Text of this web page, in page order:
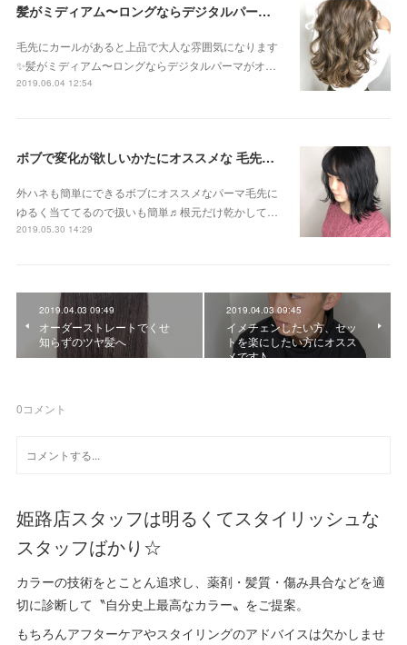
髪がミディアム〜ロングならデジタルパーマがオススメです！！
毛先にカールがあると上品で大人な雰囲気になります
✨髪がミディアム〜ロングならデジタルパーマがオ…
2019.06.04 12:54
ボブで変化が欲しいかたにオススメな 毛先パーマ
外ハネも簡単にできるボブにオススメなパーマ毛先に
ゆるく当ててるので扱いも簡単♬根元だけ乾かして…
2019.05.30 14:29
2019.04.03 09:49
オーダーストレートでくせ
知らずのツヤ髪へ
2019.04.03 09:45
イメチェンしたい方、セッ
トを楽にしたい方にオスス
メです♪
0コメント
姫路店スタッフは明るくてスタイリッシュな
スタッフばかり☆
カラーの技術をとことん追求し、薬剤・髪質・傷み具合などを適
切に診断して〝自分史上最高なカラー〟をご提案。
もちろんアフターケアやスタイリングのアドバイスは欠かしませ